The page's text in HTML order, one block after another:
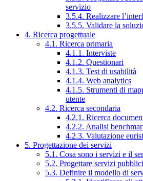
servizio
3.5.4. Realizzare
3.5.5. Validare la
4. Ricerca progettuale
4.1. Ricerca primaria
4.1.1. Interviste
4.1.2. Questionari
4.1.3. Test di usabilità
4.1.4. Web analytics
4.1.5. Strumenti di
utente
4.2. Ricerca secondaria
4.2.1. Ricerca
4.2.2. Analisi
4.2.3. Valutazione
5. Progettazione dei servizi
5.1. Cosa sono i servizi e il
5.2. Progettare servizi
5.3. Definire il modello di